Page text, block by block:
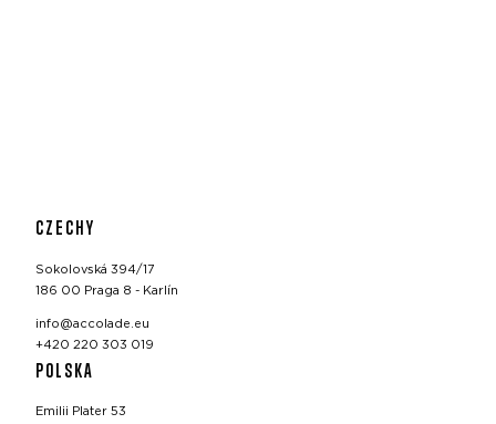
CZECHY
Sokolovská 394/17
186 00 Praga 8 - Karlín
info@accolade.eu
+420 220 303 019
POLSKA
Emilii Plater 53